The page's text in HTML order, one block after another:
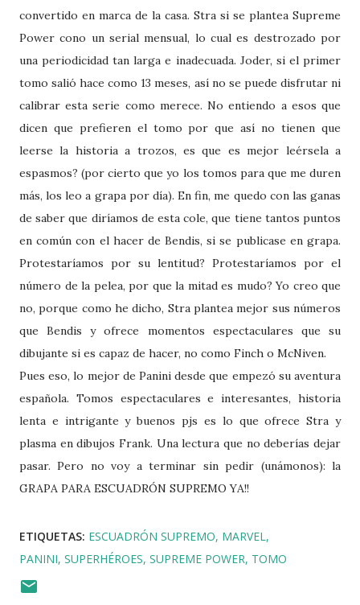
convertido en marca de la casa. Stra si se plantea Supreme
Power cono un serial mensual, lo cual es destrozado por
una periodicidad tan larga e inadecuada. Joder, si el primer
tomo salió hace como 13 meses, así no se puede disfrutar ni
calibrar esta serie como merece. No entiendo a esos que
dicen que prefieren el tomo por que así no tienen que
leerse la historia a trozos, es que es mejor leérsela a
espasmos? (por cierto que yo los tomos para que me duren
más, los leo a grapa por día). En fin, me quedo con las ganas
de saber que diríamos de esta cole, que tiene tantos puntos
en común con el hacer de Bendis, si se publicase en grapa.
Protestaríamos por su lentitud? Protestaríamos por el
número de la pelea, por que la mitad es mudo? Yo creo que
no, porque como he dicho, Stra plantea mejor sus números
que Bendis y ofrece momentos espectaculares que su
dibujante si es capaz de hacer, no como Finch o McNiven.
Pues eso, lo mejor de Panini desde que empezó su aventura
española. Tomos espectaculares e interesantes, historia
lenta e intrigante y buenos pjs es lo que ofrece Stra y
plasma en dibujos Frank. Una lectura que no deberías dejar
pasar. Pero no voy a terminar sin pedir (unámonos): la
GRAPA PARA ESCUADRÓN SUPREMO YA!!
ETIQUETAS: ESCUADRÓN SUPREMO MARVEL
PANINI SUPERHÉROES SUPREME POWER TOMO